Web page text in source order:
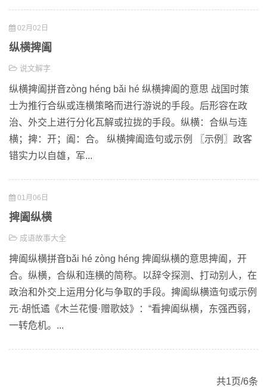
02月02日
纵横捭阖
说文解字
纵横捭阖拼音zòng héng bǎi hé 纵横捭阖的意思 战国时策
士为推行合纵或连横策略而进行游说的手段。后形容在政
治、外交上进行分化瓦解或拉拢的手段。纵横：合纵与连
横；捭：开；阖：合。 纵横捭阖造句或示例 〖示例〗政客
错实力以自雄，军...
01月06日
捭阖纵横
成语故事大全
捭阖纵横拼音bǎi hé zòng héng 捭阖纵横的意思捭阖，开
合。纵横，合纵和连横的简称。以辞令探测、打动别人，在
政治和外交上运用分化与争取的手段。捭阖纵横造句或示例
元·胡忯遹《木兰花慢·赠歌妓》：“看捭阖纵横，东强西弱，
一转危机。...
共1页/6条